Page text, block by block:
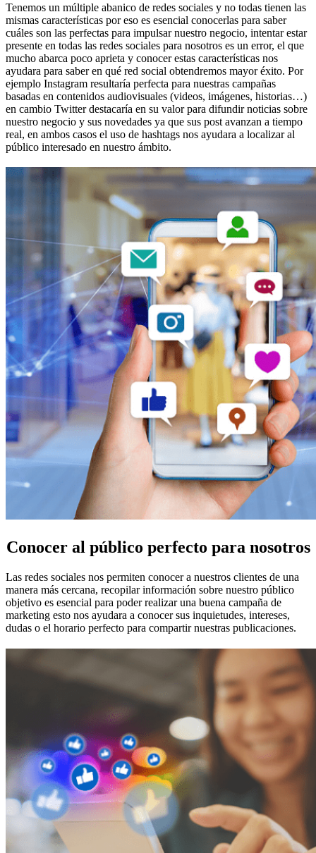
Tenemos un múltiple abanico de redes sociales y no todas tienen las
mismas características por eso es esencial conocerlas para saber
cuáles son las perfectas para impulsar nuestro negocio, intentar estar
presente en todas las redes sociales para nosotros es un error, el que
mucho abarca poco aprieta y conocer estas características nos
ayudara para saber en qué red social obtendremos mayor éxito. Por
ejemplo Instagram resultaría perfecta para nuestras campañas
basadas en contenidos audiovisuales (videos, imágenes, historias…)
en cambio Twitter destacaría en su valor para difundir noticias sobre
nuestro negocio y sus novedades ya que sus post avanzan a tiempo
real, en ambos casos el uso de hashtags nos ayudara a localizar al
público interesado en nuestro ámbito.
Conocer al público perfecto para nosotros
Las redes sociales nos permiten conocer a nuestros clientes de una
manera más cercana, recopilar información sobre nuestro público
objetivo es esencial para poder realizar una buena campaña de
marketing esto nos ayudara a conocer sus inquietudes, intereses,
dudas o el horario perfecto para compartir nuestras publicaciones.